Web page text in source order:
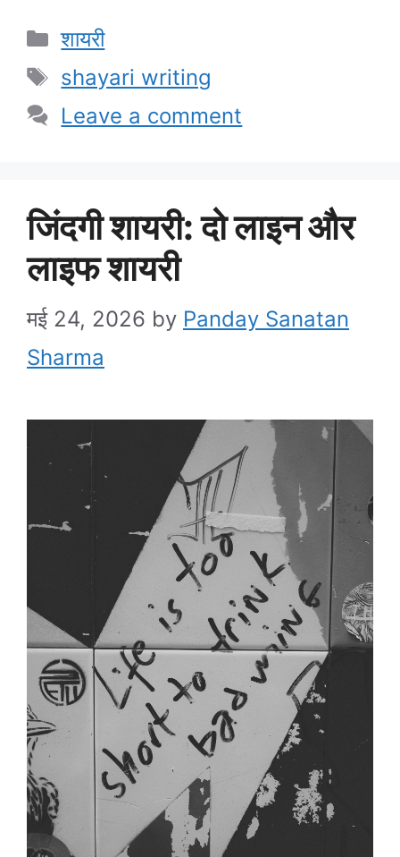
Categories
शायरी
Tags
shayari writing
Leave a comment
जिंदगी शायरी: दो लाइन और
लाइफ शायरी
मई 24, 2026 by Panday Sanatan
Sharma